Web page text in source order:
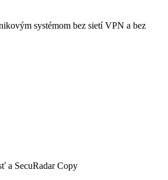
systémom bez sietí VPN a bez
a SecuRadar Copy